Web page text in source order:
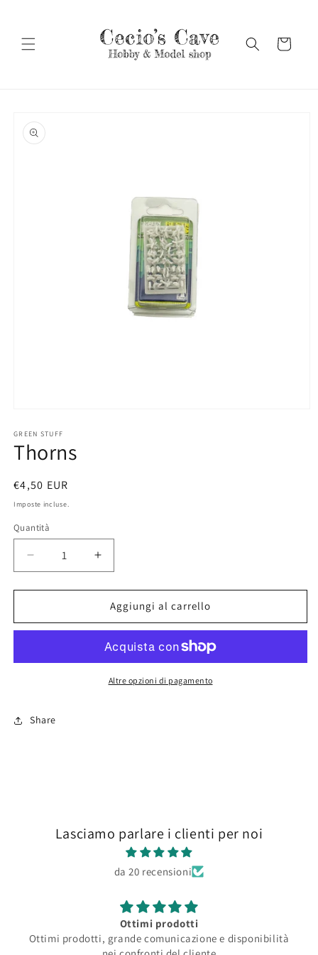
Carrello
informazioni
sul prodotto
multimediali
1
GREEN STUFF
Thorns
Prezzo
di
€4,50 EUR
Imposte incluse.
Quantità
Diminuisci
quantità
per
Aumenta
quantità
per
Thorns
Aggiungi al carrello
Altre opzioni di pagamento
Share
Lasciamo parlare i clienti per noi
da 20 recensioni
Ottimi prodotti
Ottimi prodotti, grande comunicazione e disponibilità